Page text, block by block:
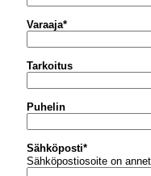
Varaaja*
Tarkoitus
Puhelin
Sähköposti*
Sähköpostiosoite on